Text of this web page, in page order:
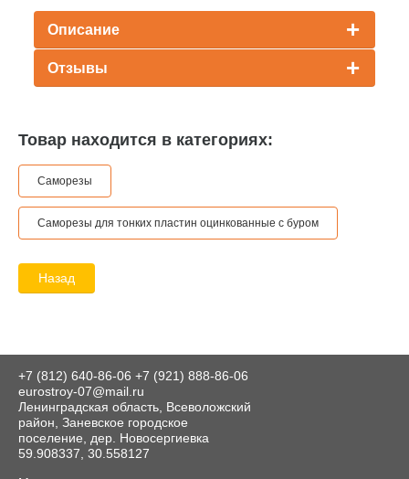
Описание
Отзывы
Товар находится в категориях:
Саморезы
Саморезы для тонких пластин оцинкованные с буром
Назад
+7 (812) 640-86-06 +7 (921) 888-86-06
eurostroy-07@mail.ru
Ленинградская область, Всеволожский
район, Заневское городское
поселение, дер. Новосергиевка
59.908337, 30.558127